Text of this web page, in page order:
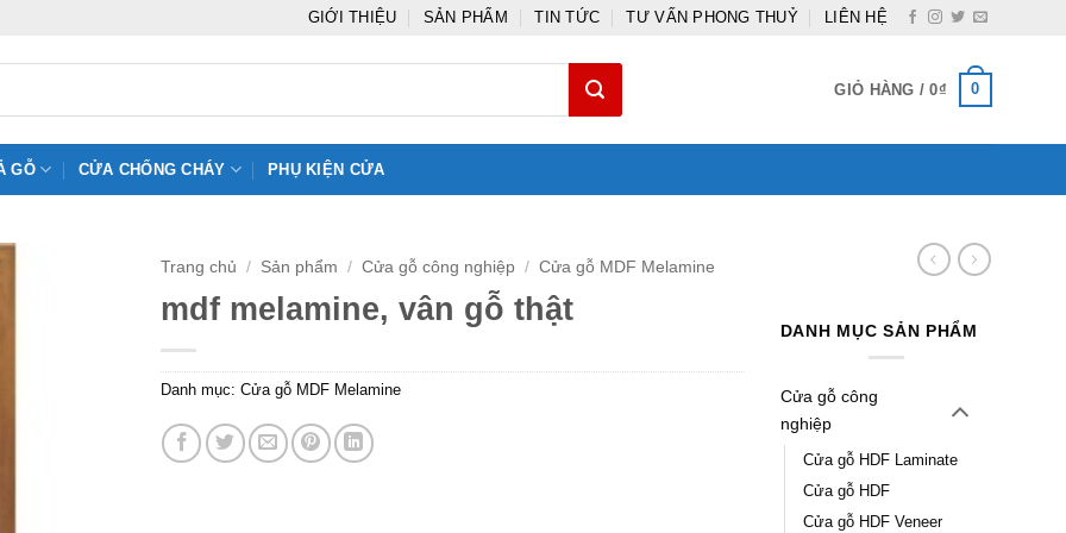
GIỚI THIỆU SẢN PHẨM TIN TỨC TƯ VẤN PHONG THUỶ LIÊN HỆ
GIỎ HÀNG /0₫ 0
GỖ CỬA CHỐNG CHÁY PHỤ KIỆN CỬA
Trang chủ / Sản phẩm / Cửa gỗ công nghiệp / Cửa gỗ MDF Melamine
mdf melamine, vân gỗ thật
Danh mục: Cửa gỗ MDF Melamine
DANH MỤC SẢN PHẨM
Cửa gỗ công
nghiệp
Cửa gỗ HDF Laminate
Cửa gỗ HDF
Cửa gỗ HDF Veneer